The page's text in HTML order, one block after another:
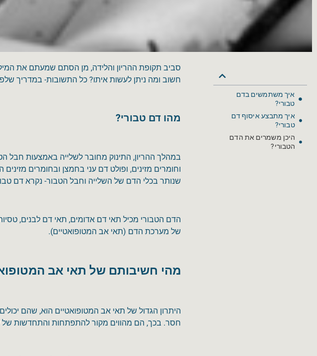
איך משתמשים בדם
טבורי?
איך מתבצע איסוף דם
טבורי?
היכן משמרים את הדם
הטבורי?
סביב תקופת ההריון והלידה, מן הסתם שמעתם את
חשוב ומה ניתן לעשות איתו? כל התשובות- במדריך
מהו דם טבורי?
במהלך ההריון, התינוק מחובר לשלייה באמצעות
וחומרים מזינים, ופולט דם עני בחמצן ובחומרים
שנותר בכלי הדם של השלייה וחבל הטבור- נקרא דם
הדם הטבורי מכיל תאי דם אדומים, תאי דם לבנים,
של מערכת הדם (תאי אב המטופואטיים).
מהי חשיבותם של תאי אב
היתרון הגדול של תאי אב המטופואטיים הוא, שהם
חסר. בכך, הם מהווים מקור להתפתחות והתחדשות של